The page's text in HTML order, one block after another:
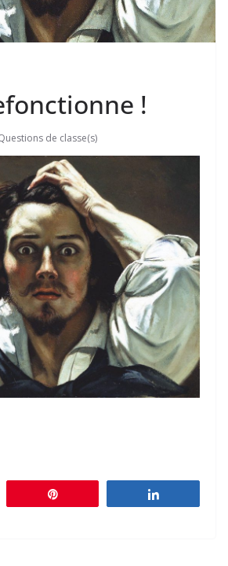
!
de classe(s)